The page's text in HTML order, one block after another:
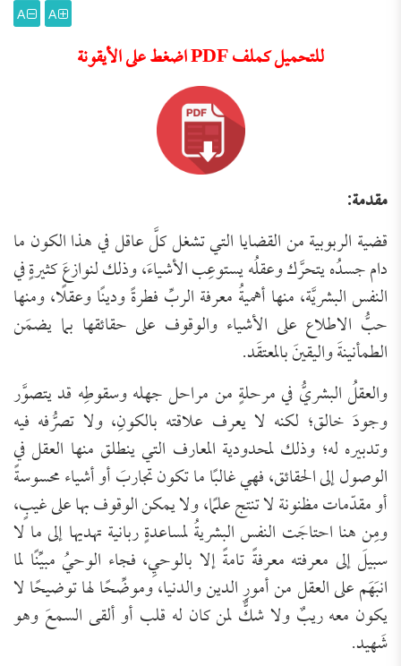
A
A
للتحميل كملف PDF اضغط على الأيقونة
مقدمة:
قضية الربوبية من القضايا التي تشغل كلَّ عاقل في هذا الكون ما
دام جسدُه يتحرَّك وعقلُه يستوعِب الأشياءَ، وذلك لنوازعَ كثيرةٍ في
النفس البشريَّة، منها أهميةُ معرفة الربِّ فطرةً ودينًا وعقلًا، ومنها
حبُّ الاطلاع على الأشياء والوقوف على حقائقها بما يضمَن
الطمأنينةَ واليقينَ بالمعتقَد.
والعقلُ البشريُّ في مرحلةٍ من مراحل جهله وسقوطِه قد يتصوَّر
وجودَ خالق؛ لكنه لا يعرف علاقته بالكونِ، ولا تصرُّفه فيه
وتدبيره له؛ وذلك لمحدودية المعارف التي ينطلق منها العقل في
الوصول إلى الحقائق، فهي غالبًا ما تكون تجاربَ أو أشياء محسوسةً
أو مقدّمات مظنونة لا تنتج علمًا، ولا يمكن الوقوف بها على غيبٍ،
ومِن هنا احتاجَت النفس البشريةُ لمساعدةٍ ربانية تهديها إلى ما لا
سبيلَ إلى معرفته معرفةً تامةً إلا بالوحيِ، فجاء الوحيُ مبيِّنًا لما
انبَهَم على العقل من أمورِ الدين والدنيا، وموضِّحًا لها توضيحًا لا
يكون معه ريبٌ ولا شكٌّ لمن كان له قلب أو ألقى السمعَ وهو
شَهيد.